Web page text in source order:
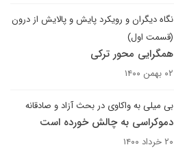
نگاه دیگران و رویکرد پایش و پالایش از درون
(قسمت اول)
همگرایی محور ترکی
۰۲ بهمن ۱۴۰۰
بی میلی به واکاوی در بحث آزاد و صادقانه
دموکراسی به چالش خورده است
۲۰ خرداد ۱۴۰۰